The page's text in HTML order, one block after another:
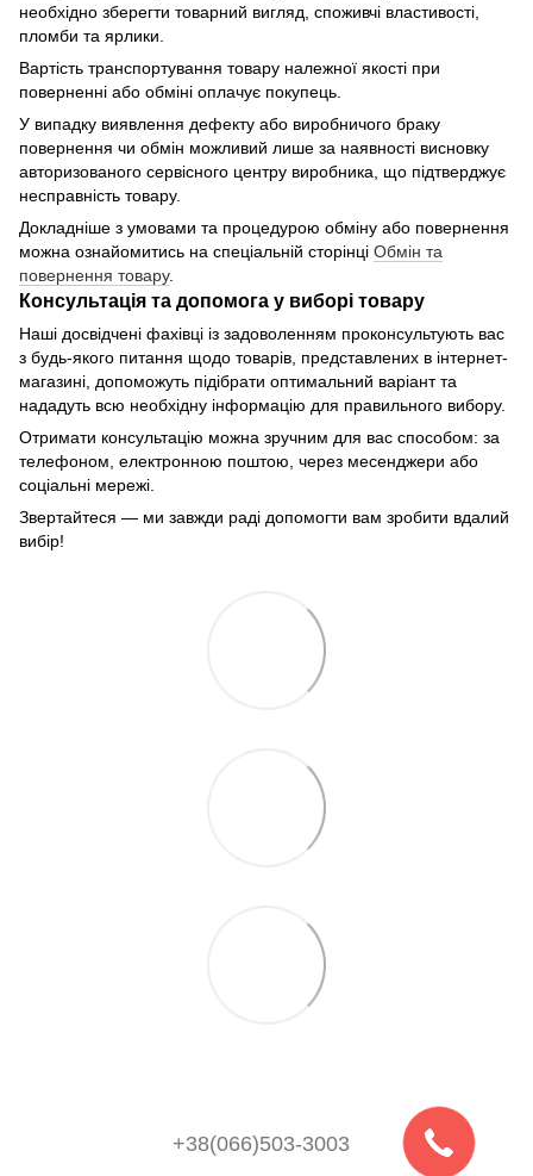
необхідно зберегти товарний вигляд, споживчі властивості,
пломби та ярлики.
Вартість транспортування товару належної якості при
поверненні або обміні оплачує покупець.
У випадку виявлення дефекту або виробничого браку
повернення чи обмін можливий лише за наявності висновку
авторизованого сервісного центру виробника, що підтверджує
несправність товару.
Докладніше з умовами та процедурою обміну або повернення
можна ознайомитись на спеціальній сторінці Обмін та
повернення товару.
Консультація та допомога у виборі товару
Наші досвідчені фахівці із задоволенням проконсультують вас
з будь-якого питання щодо товарів, представлених в інтернет-
магазині, допоможуть підібрати оптимальний варіант та
нададуть всю необхідну інформацію для правильного вибору.
Отримати консультацію можна зручним для вас способом: за
телефоном, електронною поштою, через месенджери або
соціальні мережі.
Звертайтеся — ми завжди раді допомогти вам зробити вдалий
вибір!
+38(066)503-3003